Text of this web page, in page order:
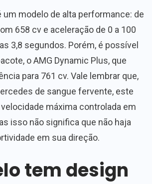
um modelo de alta performance: de
658 cv e aceleração de 0 a 100
3,8 segundos. Porém, é possível
o AMG Dynamic Plus, que
para 761 cv. Vale lembrar que,
de sangue fervente, este
máxima controlada em
isso não significa que não haja
em sua direção.
tem design